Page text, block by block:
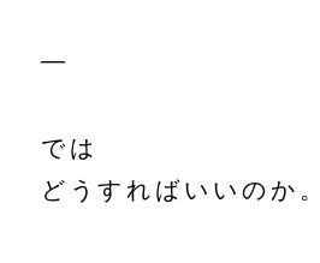
—
では
どうすればいいのか。